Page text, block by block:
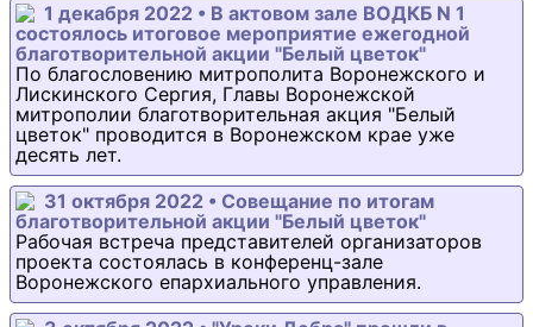
1 декабря 2022 • В актовом зале ВОДКБ N 1
состоялось итоговое мероприятие ежегодной
благотворительной акции "Белый цветок"
По благословению митрополита Воронежского и
Лискинского Сергия, Главы Воронежской
митрополии благотворительная акция "Белый
цветок" проводится в Воронежском крае уже
десять лет.
31 октября 2022 • Совещание по итогам
благотворительной акции "Белый цветок"
Рабочая встреча представителей организаторов
проекта состоялась в конференц-зале
Воронежского епархиального управления.